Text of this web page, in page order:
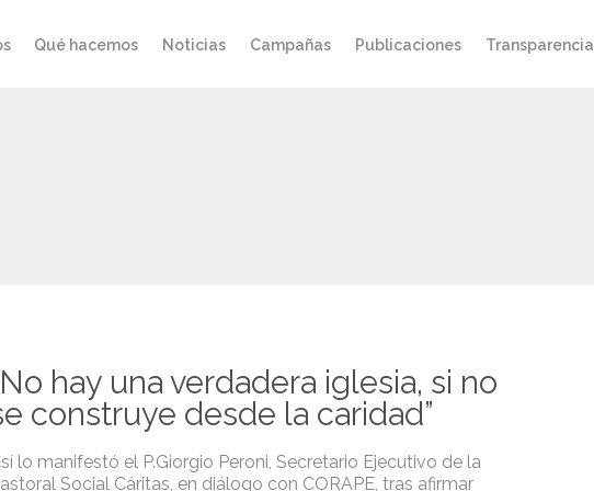
Qué hacemos Noticias Campañas Publicaciones Transparencia
hay una verdadera iglesia, si no
construye desde la caridad”
lo manifestó el P.Giorgio Peroni, Secretario Ejecutivo de la
Social Cáritas, en diálogo con CORAPE, tras afirmar